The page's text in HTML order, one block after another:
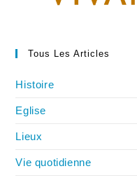
Tous Les Articles
Histoire
Eglise
Lieux
Vie quotidienne